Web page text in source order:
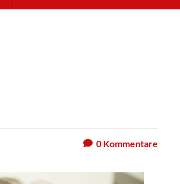
0Kommentare